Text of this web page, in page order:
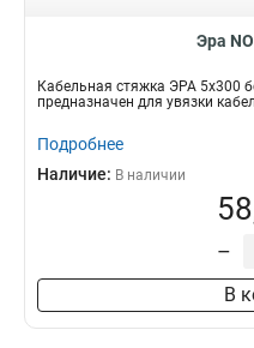
Эра
Кабельная стяжка ЭРА 5x300
предназначен для увязки
Подробнее
Наличие: В наличии
–
В